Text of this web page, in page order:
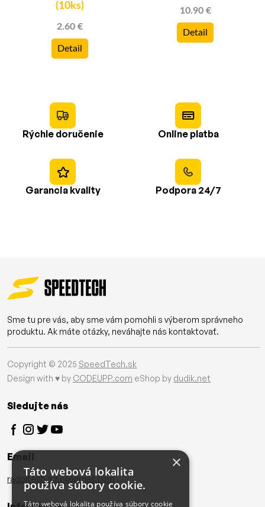
(10ks)
2.60 €
Detail
10.90 €
Detail
Rýchle doručenie Online platba
Garancia kvality Podpora 24/7
Sme tu pre vás, aby sme vám pomohli s výberom správneho
produktu. Ak máte otázky, neváhajte nás kontaktovať.
Copyright © 2025 SpeedTech.sk
Design with ♥ by CODEUPP.com eShop by dudik.net
Sledujte nás
Email
radoltech.s.r.o@gmail.com
×
Táto webová lokalita
používa súbory cookie.
Táto webová lokalita používa súbory cookie